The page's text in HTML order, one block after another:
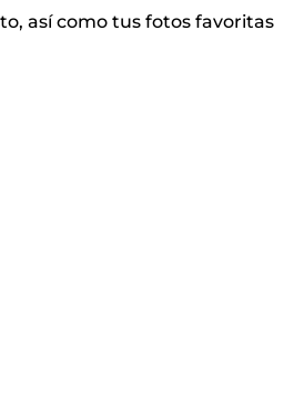
así como tus fotos favoritas